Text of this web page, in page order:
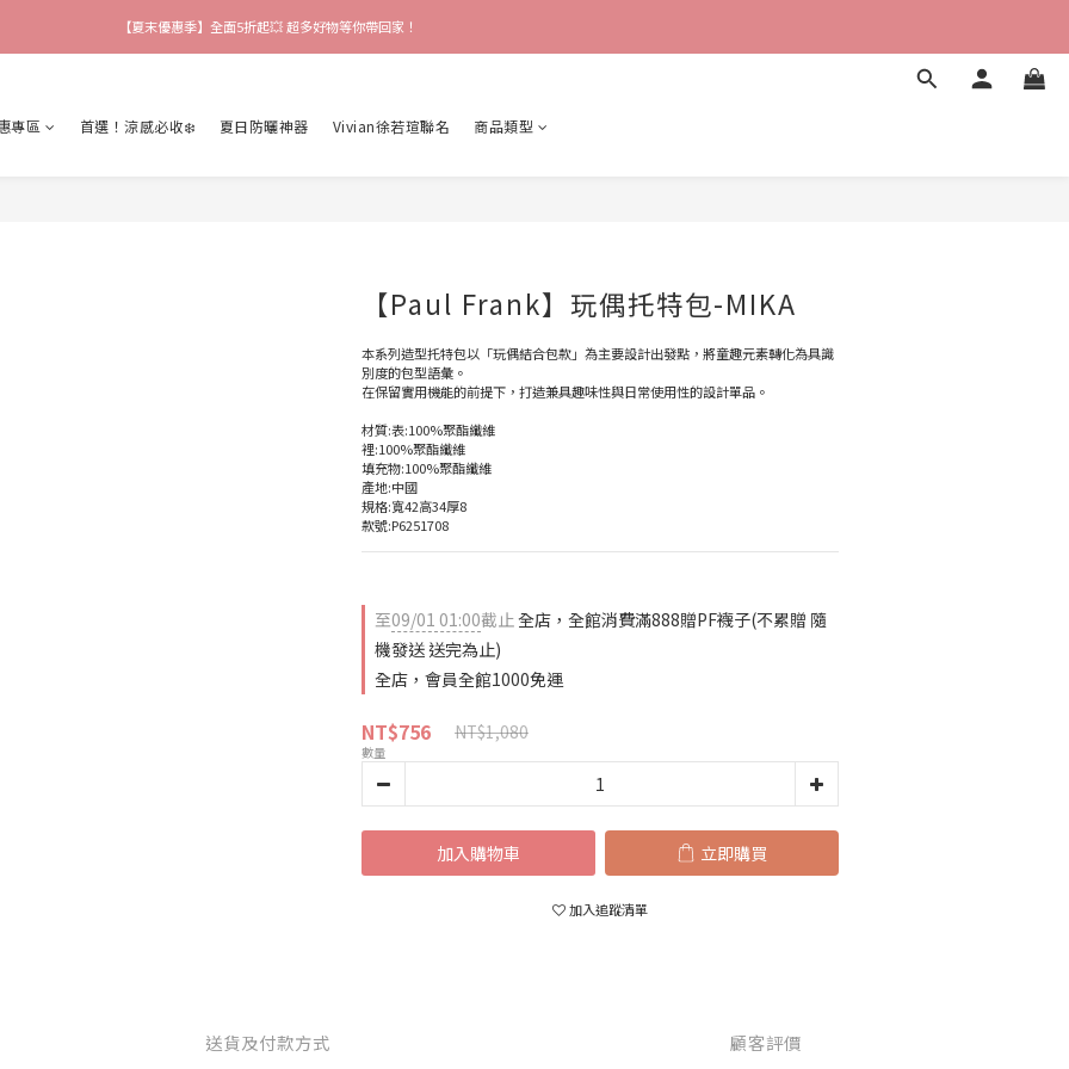
【爸氣猴厲害】 滿$888送襪子 再享吊飾加購價🎉
【會員限定好禮】加入會員就送$200購物金 快來領取❗
專區 首選！涼感必收❄️ 夏日防曬神器 Vivian徐若瑄聯名 商品類型
【Paul Frank】玩偶托特包-MIKA
本系列造型托特包以「玩偶結合包款」為主要設計出發點，將童趣元素轉化為具識
別度的包型語彙。
在保留實用機能的前提下，打造兼具趣味性與日常使用性的設計單品。
材質:表:100%聚酯纖維
裡:100%聚酯纖維
填充物:100%聚酯纖維
產地:中國
規格:寬42高34厚8
款號:P6251708
至09/01 01:00截止全店，全館消費滿888贈PF襪子(不累贈 隨
機發送 送完為止)
全店，會員全館1000免運
NT$756 NT$1,080
數量
加入購物車 立即購買
加入追蹤清單
送貨及付款方式 顧客評價